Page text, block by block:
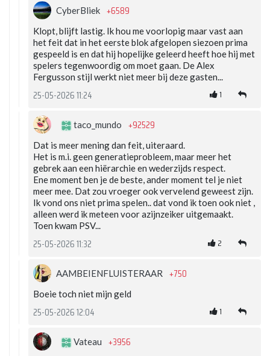
CyberBliek +6589
Klopt, blijft lastig. Ik hou me voorlopig maar vast aan
het feit dat in het eerste blok afgelopen siezoen prima
gespeeld is en dat hij hopelijke geleerd heeft hoe hij met
spelers tegenwoordig om moet gaan. De Alex
Fergusson stijl werkt niet meer bij deze gasten...
25-05-2026 11:24 1
taco_mundo +92529
Dat is meer mening dan feit, uiteraard.
Het is m.i. geen generatieprobleem, maar meer het
gebrek aan een hiërarchie en wederzijds respect.
Ene moment ben je de beste, ander moment tel je niet
meer mee. Dat zou vroeger ook vervelend geweest zijn.
Ik vond ons niet prima spelen.. dat vond ik toen ook niet ,
alleen werd ik meteen voor azijnzeiker uitgemaakt.
Toen kwam PSV...
25-05-2026 11:32 2
AAMBEIENFLUISTERAAR +750
Boeie toch niet mijn geld
25-05-2026 12:04 1
Vateau +3956